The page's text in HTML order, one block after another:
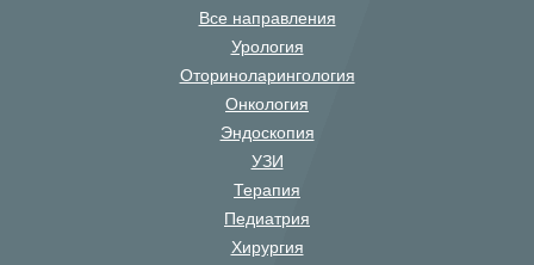
Все направления
Урология
Оториноларингология
Онкология
Эндоскопия
УЗИ
Терапия
Педиатрия
Хирургия